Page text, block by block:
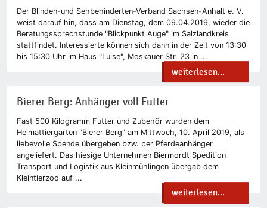
Der Blinden-und Sehbehinderten-Verband Sachsen-Anhalt e. V.
weist darauf hin, dass am Dienstag, dem 09.04.2019, wieder die
Beratungssprechstunde "Blickpunkt Auge" im Salzlandkreis
stattfindet. Interessierte können sich dann in der Zeit von 13:30
bis 15:30 Uhr im Haus "Luise", Moskauer Str. 23 in ...
weiterlesen...
Bierer Berg: Anhänger voll Futter
Fast 500 Kilogramm Futter und Zubehör wurden dem
Heimattiergarten "Bierer Berg" am Mittwoch, 10. April 2019, als
liebevolle Spende übergeben bzw. per Pferdeanhänger
angeliefert. Das hiesige Unternehmen Biermordt Spedition
Transport und Logistik aus Kleinmühlingen übergab dem
Kleintierzoo auf ...
weiterlesen...